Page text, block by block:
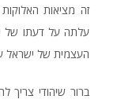
זה מציאות
עלתה על דעתו של
העצמית של ישראל
ברור שיהודי